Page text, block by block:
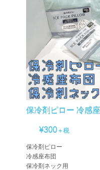
保冷剤ピロー 冷感
¥300＋税
保冷剤ピロー
冷感座布団
保冷剤ネック用